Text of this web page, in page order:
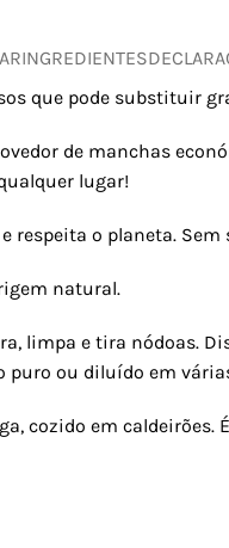
INGREDIENTES
que pode substituir
de manchas
lugar!
respeita o planeta.
natural.
limpa e tira nódoas.
ou diluído em
cozido em